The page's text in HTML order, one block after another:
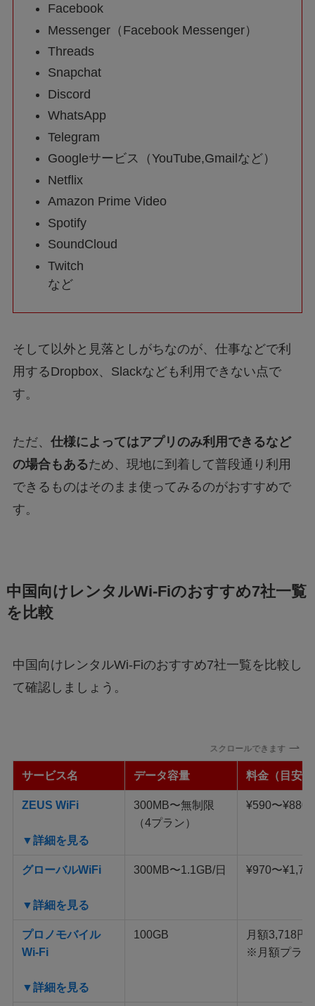
Facebook
Messenger（Facebook Messenger）
Threads
Snapchat
Discord
WhatsApp
Telegram
Googleサービス（YouTube,Gmailなど）
Netflix
Amazon Prime Video
Spotify
SoundCloud
Twitch
など
そして以外と見落としがちなのが、仕事などで利
用するDropbox、Slackなども利用できない点で
す。
ただ、 仕様によってはアプリのみ利用できるなど
の場合もあるため、現地に到着して普段通り利用
できるものはそのまま使ってみるのがおすすめで
す。
中国向けレンタルWi-Fiのおすすめ7社一覧
を比較
中国向けレンタルWi-Fiのおすすめ7社一覧を比較し
て確認しましょう。
スクロールできます
サービス名 データ容量 料金（目安/
ZEUS WiFi
▼詳細を見る
300MB〜無制限
（4プラン）
¥590〜¥880
グローバルWiFi
▼詳細を見る
300MB〜1.1GB/日 ¥970〜
プロノモバイル
Wi-Fi
▼詳細を見る
100GB
月額3,718円
※月額プラ